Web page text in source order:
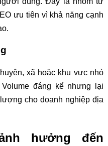
ưu tiên vì khả năng cạnh
xã hoặc khu vực nhỏ
đáng kể nhưng lại
cho doanh nghiệp địa
hưởng đến